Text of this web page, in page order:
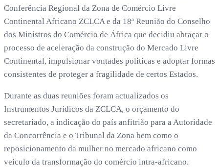
Conferência Regional da Zona de Comércio Livre
Continental Africano ZCLCA e da 18ª Reunião do Conselho
dos Ministros do Comércio de África que decidiu abraçar o
processo de aceleração da construção do Mercado Livre
Continental, impulsionar vontades politicas e adoptar formas
consistentes de proteger a fragilidade de certos Estados.
Durante as duas reuniões foram actualizados os
Instrumentos Jurídicos da ZCLCA, o orçamento do
secretariado, a indicação do país anfitrião para a Autoridade
da Concorrência e o Tribunal da Zona bem como o
reposicionamento da mulher no mercado africano como
veículo da transformação do comércio intra-africano.